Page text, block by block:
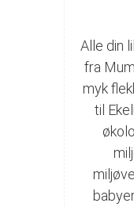
Alle din
fra
myk
til